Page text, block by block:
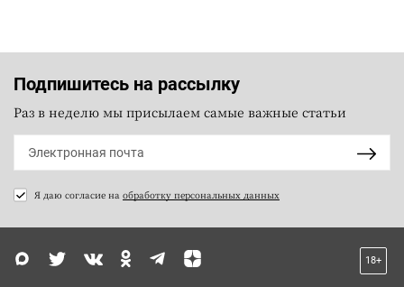
Подпишитесь на рассылку
Раз в неделю мы присылаем самые важные статьи
Я даю согласие на обработку персональных данных
18+